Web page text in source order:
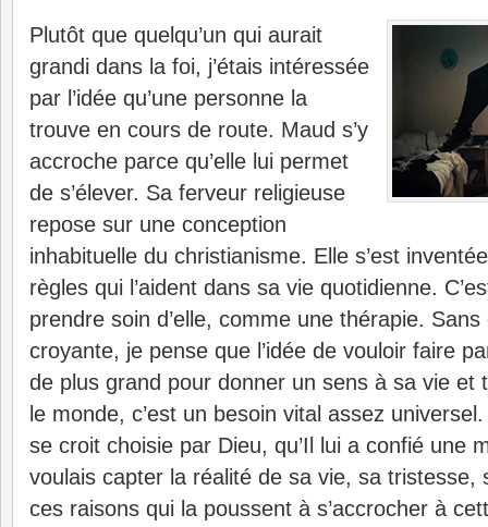
Plutôt que quelqu’un qui aurait
grandi dans la foi, j’étais intéressée
par l’idée qu’une personne la
trouve en cours de route. Maud s’y
accroche parce qu’elle lui permet
de s’élever. Sa ferveur religieuse
repose sur une conception
inhabituelle du christianisme. Elle s’est
règles qui l’aident dans sa vie quotidienne.
prendre soin d’elle, comme une thérapie.
croyante, je pense que l’idée de vouloir faire
de plus grand pour donner un sens à sa vie et
le monde, c’est un besoin vital assez
se croit choisie par Dieu, qu’Il lui a confié une
voulais capter la réalité de sa vie, sa
ces raisons qui la poussent à s’accrocher à